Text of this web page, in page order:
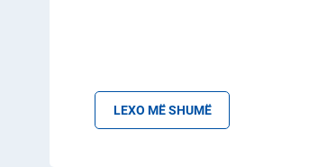
LEXO MË SHUMË